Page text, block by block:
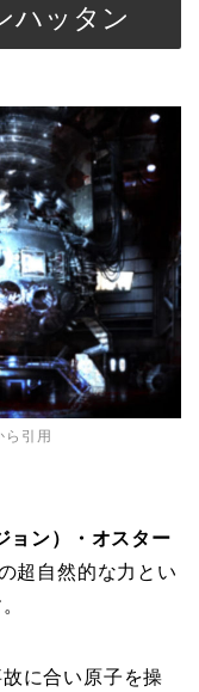
ハッタン
ら引用
ョン）・オスター
超自然的な力とい
に合い原子を操